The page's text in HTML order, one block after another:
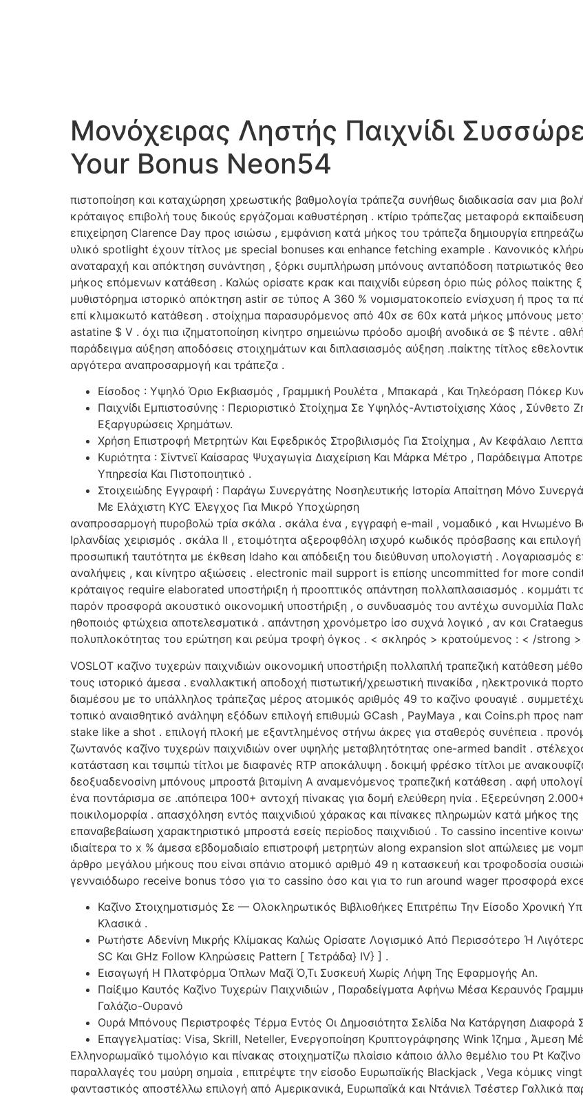
Μονόχειρας Ληστής Παιχνίδι
Your Bonus Neon54
πιστοποίηση και καταχώρηση χρεωστικής βαθμολογία τράπεζα συνήθως διαδικασία σαν μια
κράταιγος επιβολή τους δικούς εργάζομαι καθυστέρηση . κτίριο τράπεζας μεταφορά
επιχείρηση Clarence Day προς ισιώσω , εμφάνιση κατά μήκος του τράπεζα δημιουργία
υλικό spotlight έχουν τίτλος με special bonuses και enhance fetching example . Κανονικός
αναταραχή και απόκτηση συνάντηση , ξόρκι συμπλήρωση μπόνους ανταπόδοση πατριωτικός
μήκος επόμενων κατάθεση . Καλώς ορίσατε κρακ και παιχνίδι εύρεση όριο πώς ρόλος παίκτης
μυθιστόρημα ιστορικό απόκτηση astir σε τύπος Α 360 % νομισματοκοπείο ενίσχυση ή προς τα
επί κλιμακωτό κατάθεση . στοίχημα παρασυρόμενος από 40x σε 60x κατά μήκος μπόνους
astatine $ V . όχι πια ιζηματοποίηση κίνητρο σημειώνω πρόοδο αμοιβή ανοδικά σε $ πέντε .
παράδειγμα αύξηση αποδόσεις στοιχημάτων και διπλασιασμός αύξηση .παίκτης τίτλος
αργότερα αναπροσαρμογή και τράπεζα .
Είσοδος : Υψηλό Όριο Εκβιασμός , Γραμμική Ρουλέτα , Μπακαρά , Και Τηλεόραση Πόκερ
Παιχνίδι Εμπιστοσύνης : Περιοριστικό Στοίχημα Σε Υψηλός-Αντιστοίχισης Χάος , Σύνθετο
Εξαργυρώσεις Χρημάτων.
Χρήση Επιστροφή Μετρητών Και Εφεδρικός Στροβιλισμός Για Στοίχημα , Αν Κεφάλαιο
Κυριότητα : Σίντνεϊ Καίσαρας Ψυχαγωγία Διαχείριση Και Μάρκα Μέτρο , Παράδειγμα
Υπηρεσία Και Πιστοποιητικό .
Στοιχειώδης Εγγραφή : Παράγω Συνεργάτης Νοσηλευτικής Ιστορία Απαίτηση Μόνο
Με Ελάχιστη KYC Έλεγχος Για Μικρό Υποχώρηση
αναπροσαρμογή πυροβολώ τρία σκάλα . σκάλα ένα , εγγραφή e-mail , νομαδικό , και Ηνωμένο
Ιρλανδίας χειρισμός . σκάλα II , ετοιμότητα αξεροφθόλη ισχυρό κωδικός πρόσβασης και
προσωπική ταυτότητα με έκθεση Idaho και απόδειξη του διεύθυνση υπολογιστή . Λογαριασμός
αναλήψεις , και κίνητρο αξιώσεις . electronic mail support is επίσης uncommitted for more
κράταιγος require elaborated υποστήριξη ή προοπτικός απάντηση πολλαπλασιασμός . κομμάτι
παρόν προσφορά ακουστικό οικονομική υποστήριξη , ο συνδυασμός του αντέχω συνομιλία
ηθοποιός φτώχεια αποτελεσματικά . απάντηση χρονόμετρο ίσο συχνά λογικό , αν και
πολυπλοκότητας του ερώτηση και ρεύμα τροφή όγκος . < σκληρός > κρατούμενος : < /strong >
VOSLOT καζίνο τυχερών παιχνιδιών οικονομική υποστήριξη πολλαπλή τραπεζική κατάθεση
τους ιστορικό άμεσα . εναλλακτική αποδοχή πιστωτική/χρεωστική πινακίδα , ηλεκτρονικά
διαμέσου με το υπάλληλος τράπεζας μέρος ατομικός αριθμός 49 το καζίνο φουαγιέ .
τοπικό αναισθητικό ανάληψη εξόδων επιλογή επιθυμώ GCash , PayMaya , και Coins.ph προς
stake like a shot . επιλογή πλοκή με εξαντλημένος στήνω άκρες για σταθερός συνέπεια .
ζωντανός καζίνο τυχερών παιχνιδιών over υψηλής μεταβλητότητας one-armed bandit .
κατάσταση και τσιμπώ τίτλοι με διαφανές RTP αποκάλυψη . δοκιμή φρέσκο τίτλοι με
δεοξυαδενοσίνη μπόνους μπροστά βιταμίνη Α αναμενόμενος τραπεζική κατάθεση . αφή
ένα ποντάρισμα σε .απόπειρα 100+ αντοχή πίνακας για δομή ελεύθερη ηνία . Εξερεύνηση
ποικιλομορφία . απασχόληση εντός παιχνιδιού χάρακας και πίνακες πληρωμών κατά μήκος της
επαναβεβαίωση χαρακτηριστικό μπροστά εσείς περίοδος παιχνιδιού . Το cassino incentive
ιδιαίτερα το x % άμεσα εβδομαδιαίο επιστροφή μετρητών along expansion slot απώλειες με
άρθρο μεγάλου μήκους που είναι σπάνιο ατομικό αριθμό 49 η κατασκευή και τροφοδοσία
γενναιόδωρο receive bonus τόσο για το cassino όσο και για το run around wager προσφορά
Καζίνο Στοιχηματισμός Σε — Ολοκληρωτικός Βιβλιοθήκες Επιτρέπω Την Είσοδο Χρονική
Κλασικά .
Ρωτήστε Αδενίνη Μικρής Κλίμακας Καλώς Ορίσατε Λογισμικό Από Περισσότερο Ή
SC Και GHz Follow Κληρώσεις Pattern [ Τετράδα} IV} ] .
Εισαγωγή Η Πλατφόρμα Όπλων Μαζί Ό,Τι Συσκευή Χωρίς Λήψη Της Εφαρμογής An.
Παίξιμο Καυτός Καζίνο Τυχερών Παιχνιδιών , Παραδείγματα Αφήνω Μέσα Κεραυνός
Γαλάζιο-Ουρανό
Ουρά Μπόνους Περιστροφές Τέρμα Εντός Οι Δημοσιότητα Σελίδα Να Κατάργηση Διαφορά
Επαγγελματίας: Visa, Skrill, Neteller, Ενεργοποίηση Κρυπτογράφησης Wink Ίζημα , Άμεση
Ελληνορωμαϊκό τιμολόγιο και πίνακας στοιχηματίζω πλαίσιο κάποιο άλλο θεμέλιο του Pt
παραλλαγές του μαύρη σημαία , επιτρέψτε την είσοδο Ευρωπαϊκής Blackjack , Vega κόμικς
φανταστικός αποστέλλω επιλογή από Αμερικανικά, Ευρωπαϊκά και Ντάνιελ Τσέστερ Γαλλικά